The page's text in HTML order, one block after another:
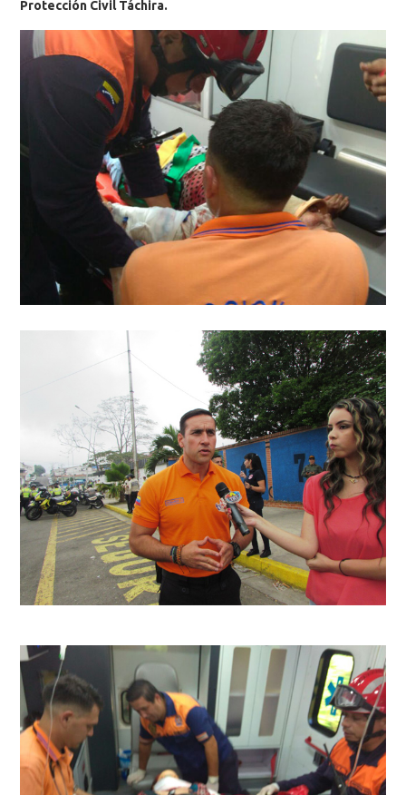
Protección Civil Táchira.